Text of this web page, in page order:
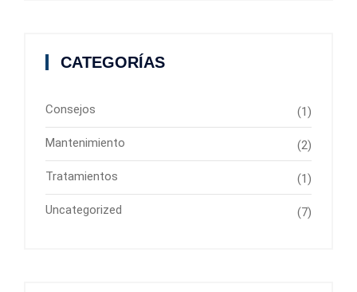
CATEGORÍAS
Consejos (1)
Mantenimiento (2)
Tratamientos (1)
Uncategorized (7)